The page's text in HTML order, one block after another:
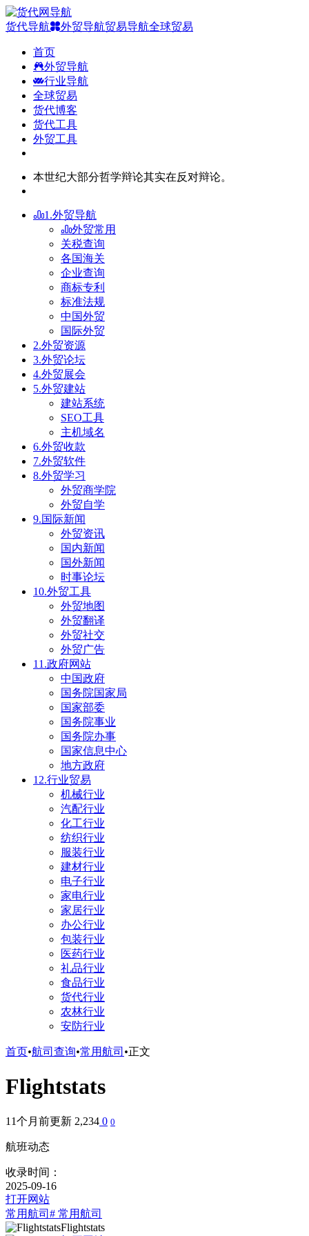
货代导航 外贸导航贸易导航全球贸易
首页
外贸导航
行业导航
全球贸易
货代博客
货代工具
外贸工具
本世纪大部分哲学辩论其实在反对辩论。
1.外贸导航
外贸常用
关税查询
各国海关
企业查询
商标专利
标准法规
中国外贸
国际外贸
2.外贸资源
3.外贸论坛
4.外贸展会
5.外贸建站
建站系统
SEO工具
主机域名
6.外贸收款
7.外贸软件
8.外贸学习
外贸商学院
外贸自学
9.国际新闻
外贸资讯
国内新闻
国外新闻
时事论坛
10.外贸工具
外贸地图
外贸翻译
外贸社交
外贸广告
11.政府网站
中国政府
国务院国家局
国家部委
国务院事业
国务院办事
国家信息中心
地方政府
12.行业贸易
机械行业
汽配行业
化工行业
纺织行业
服装行业
建材行业
电子行业
家电行业
家居行业
办公行业
包装行业
医药行业
礼品行业
食品行业
货代行业
农林行业
安防行业
首页•航司查询•常用航司 •正文
Flightstats
11个月前更新 2,234 0 0
航班动态
收录时间：
2025-09-16
打开网站
常用航司 # 常用航司
Flightstats